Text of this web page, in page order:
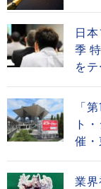
日
季
を
「
ト
催
業